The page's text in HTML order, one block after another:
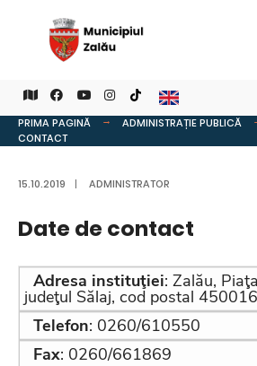
PRIMA PAGINĂ ADMINISTRAȚIE PUBLICĂ
CONTACT
15.10.2019 | ADMINISTRATOR
Date de contact
Adresa instituţiei: Zalău,
judeţul Sălaj, cod postal 450016
Telefon: 0260/610550
Fax: 0260/661869